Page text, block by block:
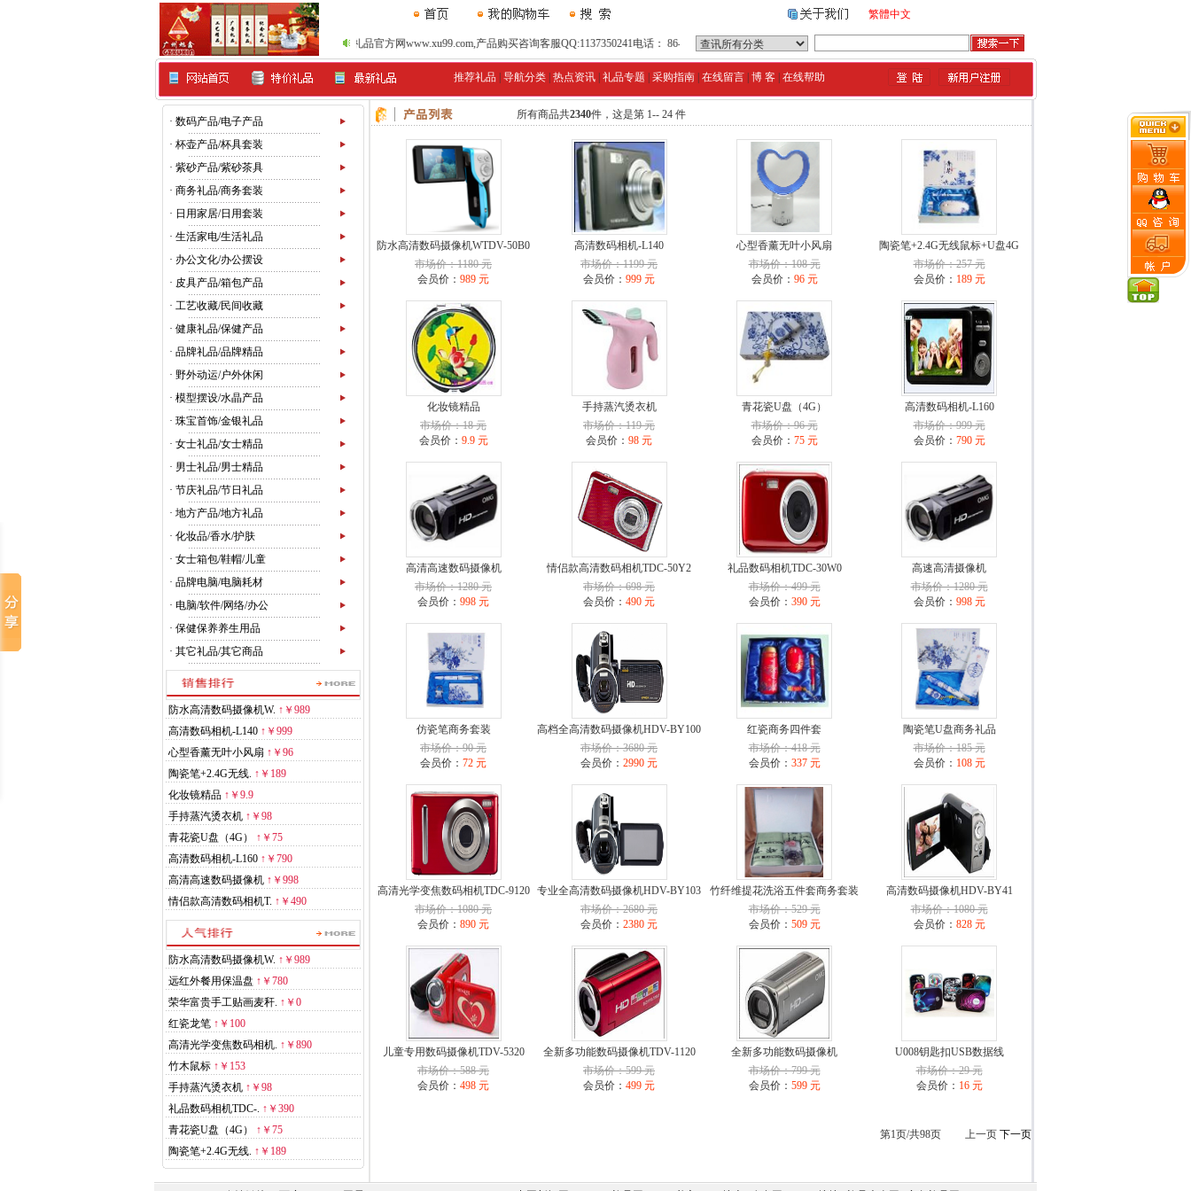
繁體中文
旭鑫礼品官方网www.xu99.com,产品购买咨询客服QQ:1137350241电话： 86-020-88515495(8线)
推荐礼品 导航分类 热点资讯 礼品专题 采购指南 在线留言 博 客 在线帮助
· 数码产品/电子产品
· 杯壶产品/杯具套装
· 紫砂产品/紫砂茶具
· 商务礼品/商务套装
· 日用家居/日用套装
· 生活家电/生活礼品
· 办公文化/办公摆设
· 皮具产品/箱包产品
· 工艺收藏/民间收藏
· 健康礼品/保健产品
· 品牌礼品/品牌精品
· 野外动运/户外休闲
· 模型摆设/水晶产品
· 珠宝首饰/金银礼品
· 女士礼品/女士精品
· 男士礼品/男士精品
· 节庆礼品/节日礼品
· 地方产品/地方礼品
· 化妆品/香水/护肤
· 女士箱包/鞋帽/儿童
· 品牌电脑/电脑耗材
· 电脑/软件/网络/办公
· 保健保养养生用品
· 其它礼品/其它商品
防水高清数码摄像机W. ↑ ￥989
高清数码相机-L140 ↑ ￥999
心型香薰无叶小风扇 ↑ ￥96
陶瓷笔+2.4G无线. ↑ ￥189
化妆镜精品 ↑ ￥9.9
手持蒸汽烫衣机 ↑ ￥98
青花瓷U盘（4G）
↑ ￥75
高清数码相机-L160 ↑ ￥790
高清高速数码摄像机 ↑ ￥998
情侣款高清数码相机T. ↑ ￥490
防水高清数码摄像机W. ↑ ￥989
远红外餐用保温盘 ↑ ￥780
荣华富贵手工贴画麦秆. ↑ ￥0
红瓷龙笔 ↑ ￥100
高清光学变焦数码相机. ↑ ￥890
竹木鼠标 ↑ ￥153
手持蒸汽烫衣机 ↑ ￥98
礼品数码相机TDC-. ↑ ￥390
青花瓷U盘（4G）
↑ ￥75
陶瓷笔+2.4G无线. ↑ ￥189
所有商品共2340件，这是第 1-- 24 件
防水高清数码摄像机WTDV-50B0
市场价：1180 元
会员价： 989 元
高清数码相机-L140
市场价：1199 元
会员价： 999 元
心型香薰无叶小风扇
市场价：108 元
会员价： 96 元
陶瓷笔+2.4G无线鼠标+U盘4G
市场价：257 元
会员价： 189 元
化妆镜精品
市场价：18 元
会员价： 9.9 元
手持蒸汽烫衣机
市场价：119 元
会员价： 98 元
青花瓷U盘（4G）
市场价：96 元
会员价： 75 元
高清数码相机-L160
市场价：999 元
会员价： 790 元
高清高速数码摄像机
市场价：1280 元
会员价： 998 元
情侣款高清数码相机TDC-50Y2
市场价：698 元
会员价： 490 元
礼品数码相机TDC-30W0
市场价：499 元
会员价： 390 元
高速高清摄像机
市场价：1280 元
会员价： 998 元
仿瓷笔商务套装
市场价：90 元
会员价： 72 元
高档全高清数码摄像机HDV-BY100
市场价：3680 元
会员价： 2990 元
红瓷商务四件套
市场价：418 元
会员价： 337 元
陶瓷笔U盘商务礼品
市场价：185 元
会员价： 108 元
高清光学变焦数码相机TDC-9120
市场价：1080 元
会员价： 890 元
专业全高清数码摄像机HDV-BY103
市场价：2680 元
会员价： 2380 元
竹纤维提花洗浴五件套商务套装
市场价：529 元
会员价： 509 元
高清数码摄像机HDV-BY41
市场价：1080 元
会员价： 828 元
儿童专用数码摄像机TDV-5320
市场价：588 元
会员价： 498 元
全新多功能数码摄像机TDV-1120
市场价：599 元
会员价： 499 元
全新多功能数码摄像机
市场价：799 元
会员价： 599 元
U008钥匙扣USB数据线
市场价：29 元
会员价： 16 元
第1页/共98页 上一页 下一页